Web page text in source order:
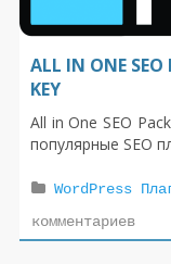
ALL IN ONE SEO
KEY
All in One SEO
популярные SEO
WordPress
комментариев